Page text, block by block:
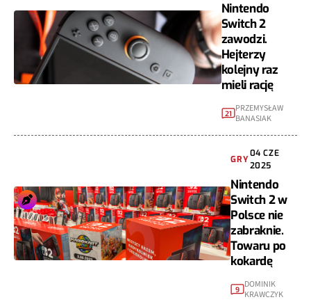
Nintendo
Switch 2
zawodzi.
Hejterzy
kolejny raz
mieli rację
21 PRZEMYSŁAW
BANASIAK
GRY
04 CZE
2025
Nintendo
Switch 2 w
Polsce nie
zabraknie.
Towaru po
kokardę
9 DOMINIK
KRAWCZYK